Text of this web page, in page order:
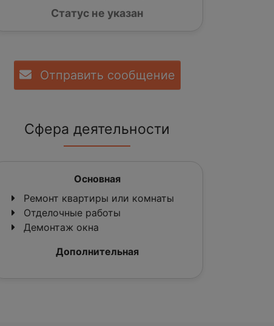
Статус не указан
Отправить сообщение
Сфера деятельности
Основная
Ремонт квартиры или комнаты
Отделочные работы
Демонтаж окна
Дополнительная